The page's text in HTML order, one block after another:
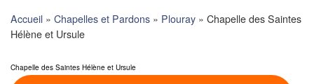
Accueil » Chapelles et Pardons » Plouray » Chapelle des Saintes
Hélène et Ursule
Chapelle des Saintes Hélène et Ursule